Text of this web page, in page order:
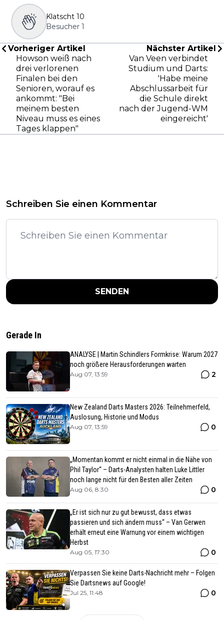
Klatscht 10
Besucher 1
Vorheriger Artikel
Howson weiß nach
drei verlorenen
Finalen bei den
Senioren, worauf es
ankommt: "Bei
meinem besten
Niveau muss es eines
Tages klappen"
Nächster Artikel
Van Veen verbindet
Studium und Darts:
'Habe meine
Abschlussarbeit für
die Schule direkt
nach der Jugend-WM
eingereicht'
Schreiben Sie einen Kommentar
SENDEN
Gerade In
ANALYSE | Martin Schindlers Formkrise: Warum 2027
noch größere Herausforderungen warten
Aug 07, 13:59 2
New Zealand Darts Masters 2026: Teilnehmerfeld,
Auslosung, Historie und Modus
Aug 07, 13:59 0
„Momentan kommt er nicht einmal in die Nähe von
Phil Taylor“ – Darts-Analysten halten Luke Littler
noch lange nicht für den Besten aller Zeiten
Aug 06, 8:30 0
„Er ist sich nur zu gut bewusst, dass etwas
passieren und sich ändern muss“ – Van Gerwen
erhält erneut eine Warnung vor einem wichtigen
Herbst
Aug 05, 17:30 0
Verpassen Sie keine Darts-Nachricht mehr – Folgen
Sie Dartsnews auf Google!
Jul 25, 11:48 0